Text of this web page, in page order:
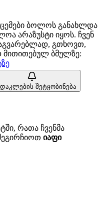
ბოლოს განახლდა
არაზუსტი იყოს. ჩვენ
გთხოვთ,
ბმულზე:
შეტყობინება
რათა ჩვენმა
იაფი